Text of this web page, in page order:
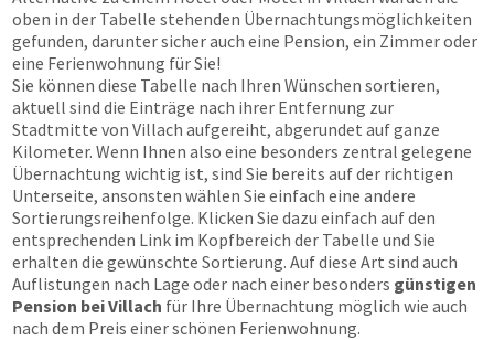
oben in der Tabelle stehenden Übernachtungsmöglichkeiten
gefunden, darunter sicher auch eine Pension, ein Zimmer oder
eine Ferienwohnung für Sie!
Sie können diese Tabelle nach Ihren Wünschen sortieren,
aktuell sind die Einträge nach ihrer Entfernung zur
Stadtmitte von Villach aufgereiht, abgerundet auf ganze
Kilometer. Wenn Ihnen also eine besonders zentral gelegene
Übernachtung wichtig ist, sind Sie bereits auf der richtigen
Unterseite, ansonsten wählen Sie einfach eine andere
Sortierungsreihenfolge. Klicken Sie dazu einfach auf den
entsprechenden Link im Kopfbereich der Tabelle und Sie
erhalten die gewünschte Sortierung. Auf diese Art sind auch
Auflistungen nach Lage oder nach einer besonders günstigen
Pension bei Villach für Ihre Übernachtung möglich wie auch
nach dem Preis einer schönen Ferienwohnung.